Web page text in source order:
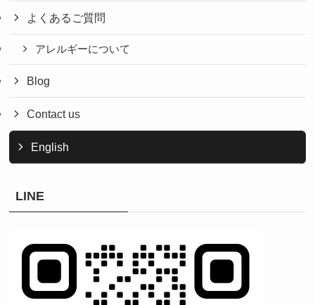
よくあるご質問
アレルギーについて
Blog
Contact us
English
LINE